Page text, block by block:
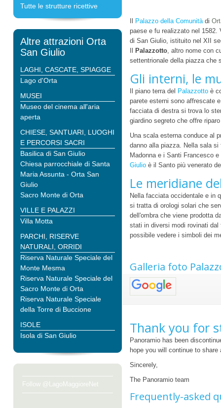
Tutte le strutture ricettive
Altre attrazioni Orta
San Giulio
LAGHI, CASCATE, SPIAGGE
Lago d'Orta
MUSEI
Museo del cinema all'aria
aperta
CHIESE, SANTUARI, LUOGHI
E PERCORSI SACRI
Basilica di San Giulio
Chiesa parrocchiale di Santa
Maria Assunta - Orta San
Giulio
Sacro Monte di Orta
VILLE E PALAZZI
Villa Motta
PARCHI, RISERVE
NATURALI, ORRIDI
Riserva Naturale Speciale del
Monte Mesma
Riserva Naturale Speciale del
Sacro Monte di Orta
Riserva Naturale Speciale
della Torre di Buccione
ISOLE
Isola di San Giulio
Follow @LagoMaggioreNet
Palazzo della Comunitàdi
paese e fu realizzato nel 1582.
di San Giulio, istituito nel XII
Palazzotto, altro nome con
settentrionale della piazza che
Gli interni, le
Il piano terra del Palazzotto è
parete esterni sono affrescate
facciata di destra si trova lo
giardino segreto che offre
Una scala esterna conduce al
danno alla piazza. Nella sala
Madonna e i Santi Francesco
Giulio è il Santo più venerato
Le meridiane
Nella facciata occidentale e in
si tratta di orologi solari che
dell'ombra che viene prodotta
stati in diversi modi rovinati
possibile vedere i simboli dei
Galleria foto
Thank you for
Panoramio has been
hope you will continue to
Sincerely,
The Panoramio team
Frequently-asked